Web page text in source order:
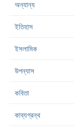
অন্যান্য
ইতিহাস
ইসলামিক
উপন্যাস
কবিতা
কাব্যগ্রন্থ